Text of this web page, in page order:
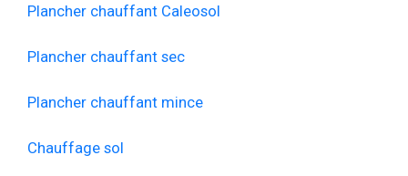
Plancher chauffant Caleosol
Plancher chauffant sec
Plancher chauffant mince
Chauffage sol